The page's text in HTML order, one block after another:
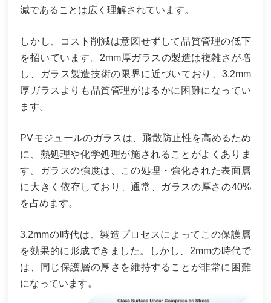
減であることは広く理解されています。
しかし、コスト削減は意図せずして品質管理の低下
を招いています。2mm厚ガラスの製造は複雑さが増
し、ガラス製造技術の限界に近づいており、3.2mm
厚ガラスよりも品質管理がはるかに困難になってい
ます。
PVモジュールのガラスは、飛散防止性を高めるため
に、熱処理や化学処理が施されることがよくありま
す。ガラスの強度は、この処理・強化された表面層
に大きく依存しており、通常、ガラスの厚さの40%
を占めます。
3.2mmの時代は、製造プロセスによってこの保護層
を効果的に形成できました。しかし、2mmの時代で
は、同じ保護層の厚さを維持することが非常に困難
になっています。